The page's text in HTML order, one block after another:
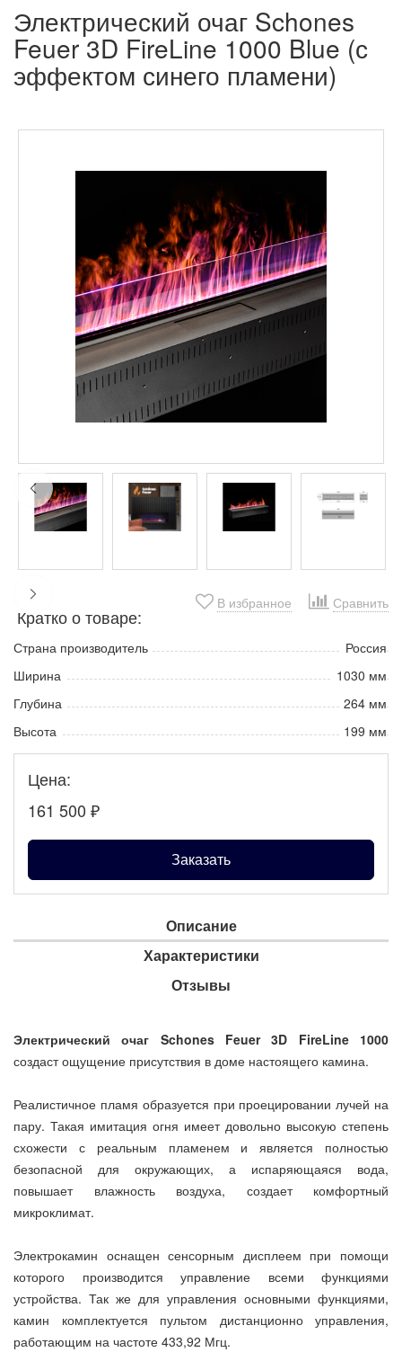
Электрический очаг Schones
Feuer 3D FireLine 1000 Blue (с
эффектом синего пламени)
В избранное Сравнить
Кратко о товаре:
Страна производитель
Россия
Ширина
1030 мм
Глубина
264 мм
Высота
199 мм
Цена:
161 500 ₽
Заказать
Описание
Характеристики
Отзывы
Электрический очаг Schones Feuer 3D FireLine 1000
создаст ощущение присутствия в доме настоящего камина.
Реалистичное пламя образуется при проецировании лучей на
пару. Такая имитация огня имеет довольно высокую степень
схожести с реальным пламенем и является полностью
безопасной для окружающих, а испаряющаяся вода,
повышает влажность воздуха, создает комфортный
микроклимат.
Электрокамин оснащен сенсорным дисплеем при помощи
которого производится управление всеми функциями
устройства. Так же для управления основными функциями,
камин комплектуется пультом дистанционно управления,
работающим на частоте 433,92 Мгц.